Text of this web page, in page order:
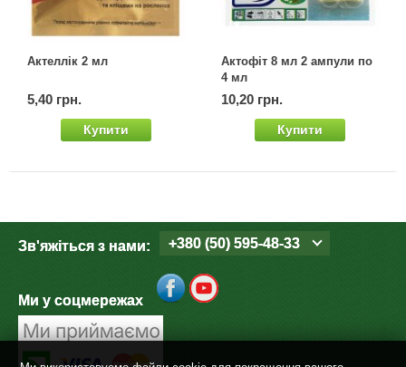
Актеллік 2 мл
5,40 грн.
Купити
Актофіт 8 мл 2 ампули по
4 мл
10,20 грн.
Купити
Зв'яжіться з нами: +380 (50) 595-48-33
Ми у соцмережах